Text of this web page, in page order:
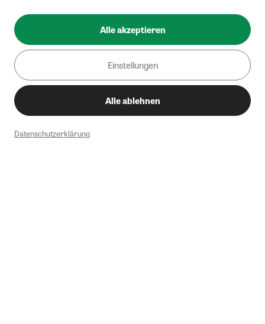
Alle akzeptieren
Einstellungen
Alle ablehnen
Datenschutzerklärung